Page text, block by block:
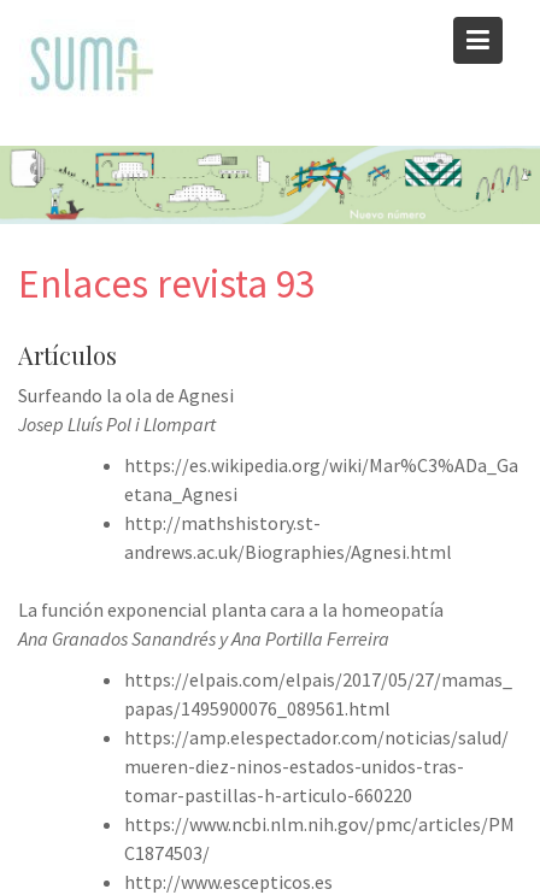
content
Enlaces revista 93
Artículos
Surfeando la ola de Agnesi
Josep Lluís Pol i Llompart
https://es.wikipedia.org/wiki/Mar%C3%ADa_Ga
etana_Agnesi
http://mathshistory.st-
andrews.ac.uk/Biographies/Agnesi.html
La función exponencial planta cara a la homeopatía
Ana Granados Sanandrés y Ana Portilla Ferreira
https://elpais.com/elpais/2017/05/27/mamas_
papas/1495900076_089561.html
https://amp.elespectador.com/noticias/salud/
mueren-diez-ninos-estados-unidos-tras-
tomar-pastillas-h-articulo-660220
https://www.ncbi.nlm.nih.gov/pmc/articles/PM
C1874503/
http://www.escepticos.es